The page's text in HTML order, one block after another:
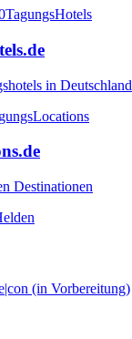
in Deutschland
Destinationen
(in Vorbereitung)